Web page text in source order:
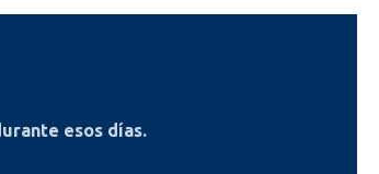
esos días.